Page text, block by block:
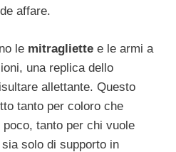
affare.
le mitragliette e le armi a
una replica dello
allettante. Questo
tanto per coloro che
tanto per chi vuole
sia solo di supporto in